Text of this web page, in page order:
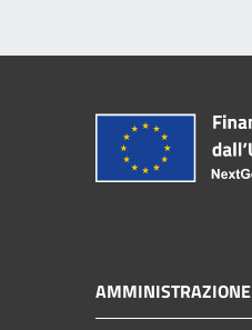
AMMINISTRAZIONE